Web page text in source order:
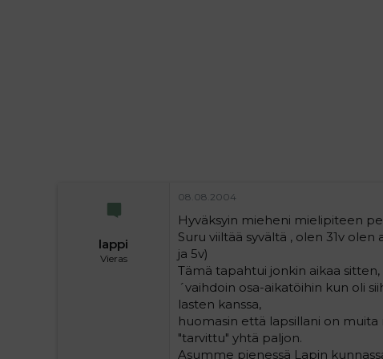
lappi
Vieras
08.08.2004
Hyväksyin mieheni mielipiteen
Suru viiltää syvältä , olen 31v olen
ja 5v)
Tämä tapahtui jonkin aikaa
´vaihdoin osa-aikatöihin kun oli
lasten kanssa,
huomasin että lapsillani on muita
"tarvittu" yhtä paljon.
Asumme pienessä Lapin